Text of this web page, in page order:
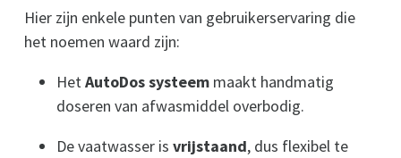
Hier zijn enkele punten van gebruikerservaring die
het noemen waard zijn:
HetAutoDos systeem maakt handmatig
doseren van afwasmiddel overbodig.
De vaatwasser is vrijstaand, dus flexibel te